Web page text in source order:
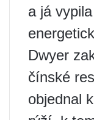
a já
Dwyer
čínské
objednal